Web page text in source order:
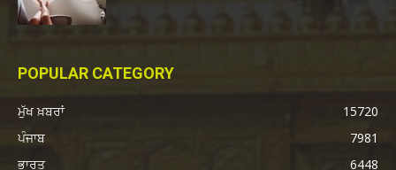
POPULAR CATEGORY
ਮੁੱਖ ਖ਼ਬਰਾਂ
15720
ਪੰਜਾਬ
7981
ਭਾਰਤ
6448